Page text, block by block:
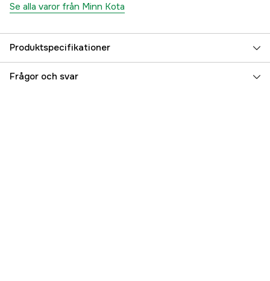
Se alla varor från Minn Kota
Produktspecifikationer
Referensnummer 5000078920
Frågor och svar